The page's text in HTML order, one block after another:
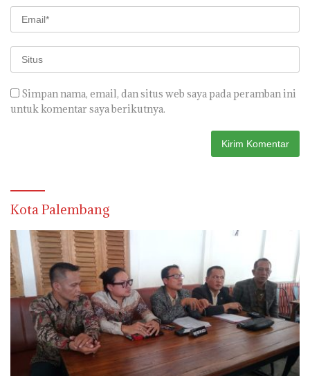
Simpan nama, email, dan situs web saya pada peramban ini
untuk komentar saya berikutnya.
Kota Palembang